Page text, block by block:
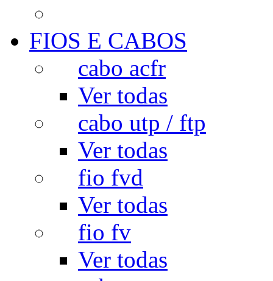
FIOS E CABOS
cabo acfr
Ver todas
cabo utp / ftp
Ver todas
fio fvd
Ver todas
fio fv
Ver todas